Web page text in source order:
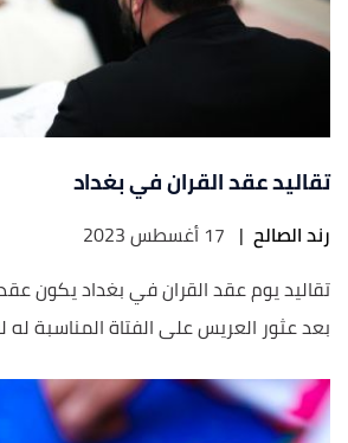
تقاليد عقد القران في بغداد
رند الصالح | 17 أغسطس 2023
تقاليد يوم عقد القران في بغداد يكون
بعد عثور العريس على الفتاة المناسبة له